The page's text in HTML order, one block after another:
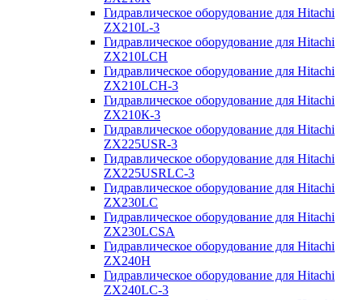
Гидравлическое оборудование для Hitachi
ZX210L-3
Гидравлическое оборудование для Hitachi
ZX210LCH
Гидравлическое оборудование для Hitachi
ZX210LCH-3
Гидравлическое оборудование для Hitachi
ZX210К-3
Гидравлическое оборудование для Hitachi
ZX225USR-3
Гидравлическое оборудование для Hitachi
ZX225USRLC-3
Гидравлическое оборудование для Hitachi
ZX230LC
Гидравлическое оборудование для Hitachi
ZX230LCSA
Гидравлическое оборудование для Hitachi
ZX240H
Гидравлическое оборудование для Hitachi
ZX240LC-3